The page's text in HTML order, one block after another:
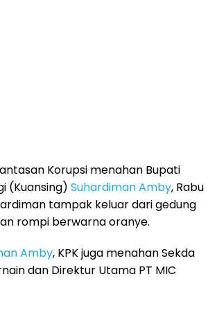
Korupsi menahan Bupati
(Kuansing) Suhardiman Amby, Rabu
tampak keluar dari gedung
rompi berwarna oranye.
Amby, KPK juga menahan Sekda
dan Direktur Utama PT MIC